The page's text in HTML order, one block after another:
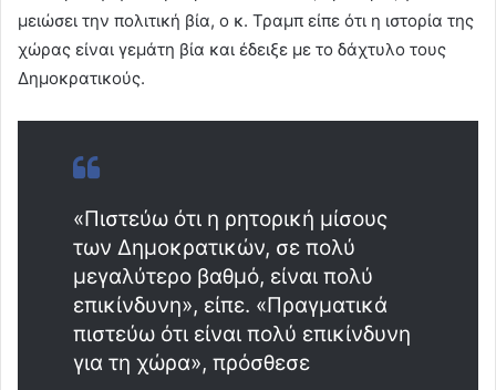
μειώσει την πολιτική βία, ο κ. Τραμπ είπε ότι η ιστορία της
χώρας είναι γεμάτη βία και έδειξε με το δάχτυλο τους
Δημοκρατικούς.
«Πιστεύω ότι η ρητορική μίσους
των Δημοκρατικών, σε πολύ
μεγαλύτερο βαθμό, είναι πολύ
επικίνδυνη», είπε. «Πραγματικά
πιστεύω ότι είναι πολύ επικίνδυνη
για τη χώρα», πρόσθεσε